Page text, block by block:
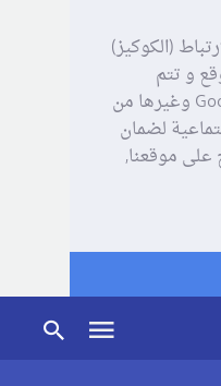
(الكوكيز)
و تتم
مشاركة بعض المعلومات مع Google وغيرها من
لضمان
موقعنا,